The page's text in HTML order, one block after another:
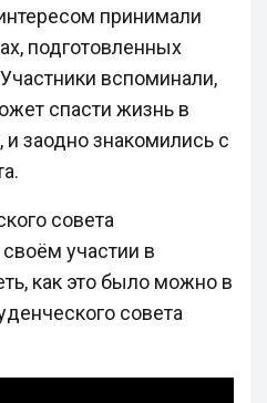
принимали
подготовленных
вспоминали,
спасти жизнь в
и заодно знакомились с
совета
участии в
как это было можно в
совета